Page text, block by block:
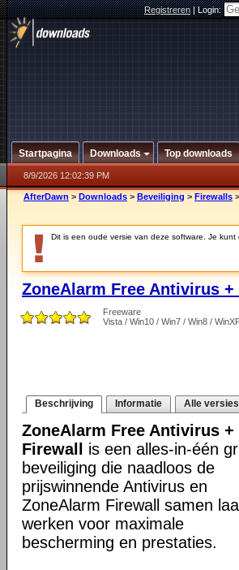
Registreren|Login:
Startpagina Downloads Top downloads
8/9/2026 12:02:39 PM
AfterDawn > Downloads > Beveiliging > Firewalls >
Dit is een oude versie van deze software. Je kunt
ZoneAlarm Free Antivirus +
Freeware
Vista / Win10 / Win7 / Win8 /
Beschrijving Informatie Alle versies
ZoneAlarm Free Antivirus +
Firewall
is een alles-in-één
beveiliging die naadloos de
prijswinnende Antivirus en
ZoneAlarm Firewall samen
werken voor maximale
bescherming en prestaties.